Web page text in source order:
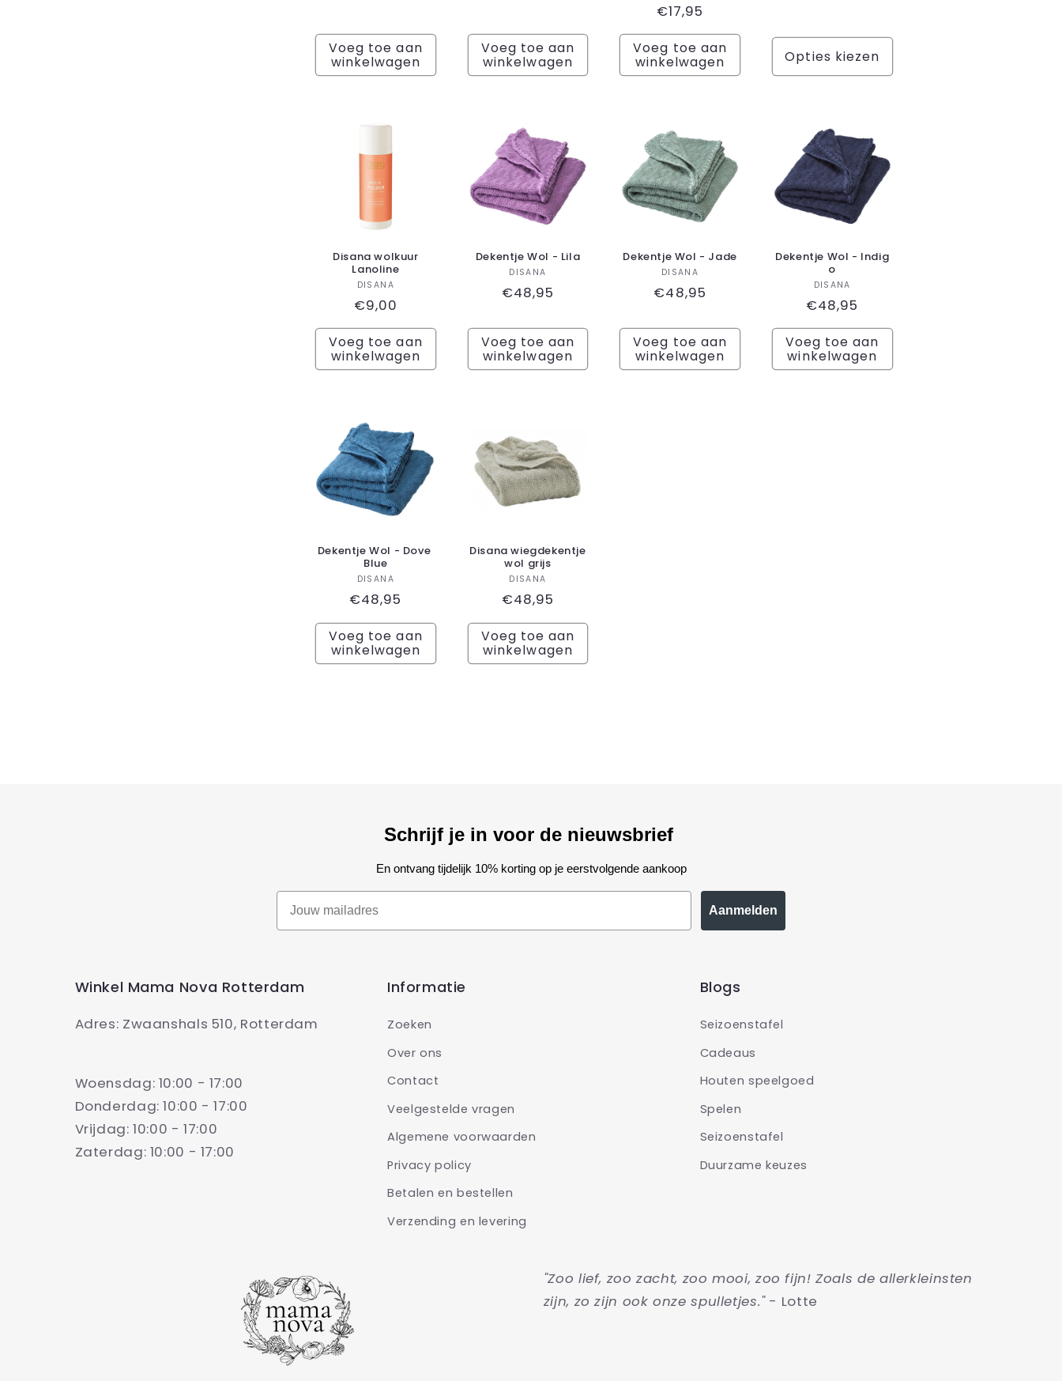
Voeg toe aan
winkelwagen
Voeg toe aan
winkelwagen
Normale
prijs
€17,95
Voeg toe aan
winkelwagen Opties kiezen
Disana wolkuur
Lanoline
Verkoper:
DISANA
Normale
prijs
€9,00
Voeg toe aan
winkelwagen
Dekentje Wol - Lila
Verkoper:
DISANA
Normale
€48,95
Voeg toe aan
winkelwagen
Dekentje Wol - Jade
Verkoper:
DISANA
Normale
€48,95
Voeg toe aan
winkelwagen
Dekentje Wol - Indig
o
Verkoper:
DISANA
Normale
prijs
€48,95
Voeg toe aan
winkelwagen
Dekentje Wol - Dove
Blue
Verkoper:
DISANA
Normale
prijs
€48,95
Voeg toe aan
winkelwagen
Disana wiegdekentje
wol grijs
Verkoper:
DISANA
Normale
prijs
€48,95
Voeg toe aan
winkelwagen
Schrijf je in voor de nieuwsbrief
En ontvang tijdelijk 10% korting op je eerstvolgende aankoop
Aanmelden
Winkel Mama Nova Rotterdam
Adres: Zwaanshals 510, Rotterdam
Woensdag: 10:00 - 17:00
Donderdag: 10:00 - 17:00
Vrijdag: 10:00 - 17:00
Zaterdag: 10:00 - 17:00
Informatie
Zoeken
Over ons
Contact
Veelgestelde vragen
Algemene voorwaarden
Privacy policy
Betalen en bestellen
Verzending en levering
Blogs
Seizoenstafel
Cadeaus
Houten speelgoed
Spelen
Seizoenstafel
Duurzame keuzes
"Zoo lief, zoo zacht, zoo mooi, zoo fijn! Zoals de allerkleinsten
zijn, zo zijn ook onze spulletjes."- Lotte